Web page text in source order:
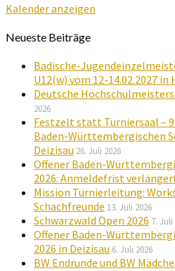
Kalender anzeigen
Neueste Beiträge
Badische-
U12(w) vom 12-14.02.2027
Deutsche
2026
Festzelt statt Turniersaal –
Baden-Württembergischen
Deizisau 26. Juli 2026
Offener Baden-
2026: Anmeldefrist
Mission Turnierleitung:
Schachfreunde 13. Juli 2026
Schwarzwald Open 2026 7. Juli
Offener Baden-
2026 in Deizisau 6. Juli 2026
BW Endrunde und BW